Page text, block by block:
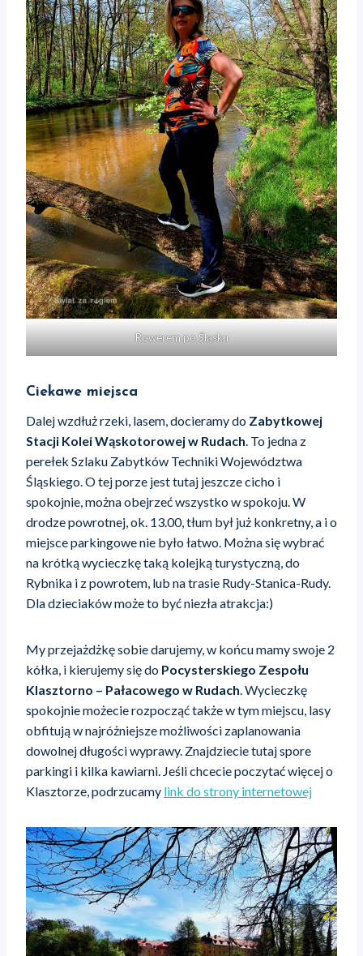
Rowerem po Śląsku
Ciekawe miejsca
Dalej wzdłuż rzeki, lasem, docieramy do Zabytkowej
Stacji Kolei Wąskotorowej w Rudach . To jedna z
perełek Szlaku Zabytków Techniki Województwa
Śląskiego. O tej porze jest tutaj jeszcze cicho i
spokojnie, można obejrzeć wszystko w spokoju. W
drodze powrotnej, ok. 13.00, tłum był już konkretny, a i o
miejsce parkingowe nie było łatwo. Można się wybrać
na krótką wycieczkę taką kolejką turystyczną, do
Rybnika i z powrotem, lub na trasie Rudy-Stanica-Rudy.
Dla dzieciaków może to być niezła atrakcja:)
My przejażdżkę sobie darujemy, w końcu mamy swoje 2
kółka, i kierujemy się do Pocysterskiego Zespołu
Klasztorno – Pałacowego w Rudach . Wycieczkę
spokojnie możecie rozpocząć także w tym miejscu, lasy
obfitują w najróżniejsze możliwości zaplanowania
dowolnej długości wyprawy. Znajdziecie tutaj spore
parkingi i kilka kawiarni. Jeśli chcecie poczytać więcej o
Klasztorze, podrzucamy link do strony internetowej